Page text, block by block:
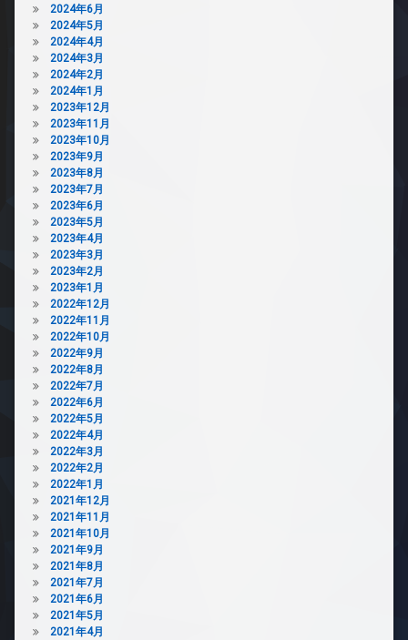
防
犯
カ
メ
ラ
駐
輪
場
2024年6月
2024年5月
2024年4月
2024年3月
2024年2月
2024年1月
2023年12月
2023年11月
2023年10月
2023年9月
2023年8月
2023年7月
2023年6月
2023年5月
2023年4月
2023年3月
2023年2月
2023年1月
2022年12月
2022年11月
2022年10月
2022年9月
2022年8月
2022年7月
2022年6月
2022年5月
2022年4月
2022年3月
2022年2月
2022年1月
2021年12月
2021年11月
2021年10月
2021年9月
2021年8月
2021年7月
2021年6月
2021年5月
2021年4月